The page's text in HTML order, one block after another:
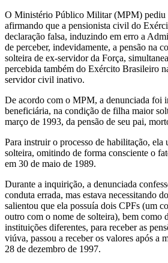
O Ministério Público Militar (MPM) pediu
afirmando que a pensionista civil do
declaração falsa, induzindo em erro a
de perceber, indevidamente, a pensão na
solteira de ex-servidor da Força,
percebida também do Exército Brasileiro
servidor civil inativo.
De acordo com o MPM, a denunciada foi
beneficiária, na condição de filha maior
março de 1993, da pensão de seu pai,
Para instruir o processo de habilitação, ela
solteira, omitindo de forma consciente o
em 30 de maio de 1989.
Durante a inquirição, a denunciada
conduta errada, mas estava necessitando
salientou que ela possuía dois CPFs (um
outro com o nome de solteira), bem como
instituições diferentes, para receber as
viúva, passou a receber os valores após a
28 de dezembro de 1997.